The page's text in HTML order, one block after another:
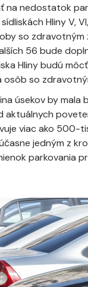
na nedostatok
Hliny V,
so zdravotným
56 bude
Hliny budú
osôb so
úsekov by
viac ako 500-
jedným z
parkovania